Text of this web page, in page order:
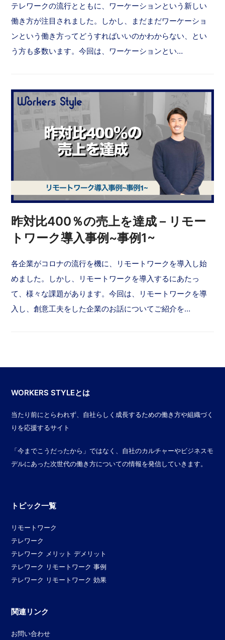
テレワークの流行とともに、ワーケーションという新しい
働き方が注目されました。しかし、まだまだワーケーショ
ンという働き方ってどうすればいいのかわからない、とい
う方も多数います。今回は、ワーケーションとい…
昨対比400％の売上を達成 – リモー
トワーク導入事例~事例1~
各企業がコロナの流行を機に、リモートワークを導入し始
めました。しかし、リモートワークを導入するにあたっ
て、様々な課題があります。今回は、リモートワークを導
入し、創意工夫をした企業のお話についてご紹介を…
WORKERS STYLEとは
当たり前にとらわれず、自社らしく成長するための働き方や組織づく
りを応援するサイト
「今までこうだったから」ではなく、自社のカルチャーやビジネスモ
デルにあった次世代の働き方についての情報を発信していきます。
トピック一覧
リモートワーク
テレワーク
テレワーク メリット デメリット
テレワーク リモートワーク 事例
テレワーク リモートワーク 効果
関連リンク
お問い合わせ